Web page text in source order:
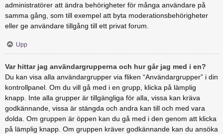
administratörer att ändra behörigheter för många användare på
samma gång, som till exempel att byta moderationsbehörigheter
eller ge användare tillgång till ett privat forum.
Upp
Var hittar jag användargrupperna och hur går jag med i en?
Du kan visa alla användargrupper via fliken “Användargrupper” i din
kontrollpanel. Om du vill gå med i en grupp, klicka på lämplig
knapp. Inte alla grupper är tillgängliga för alla, vissa kan kräva
godkännande, vissa är stängda och andra kan till och med vara
dolda. Om gruppen är öppen kan du gå med i den genom att klicka
på lämplig knapp. Om gruppen kräver godkännande kan du ansöka